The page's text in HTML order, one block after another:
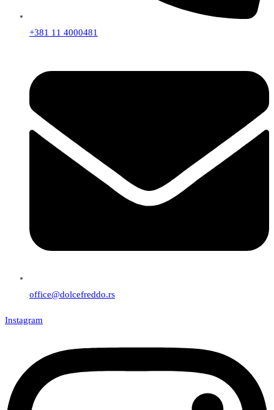
+381 11 4000481
office@dolcefreddo.rs
Instagram